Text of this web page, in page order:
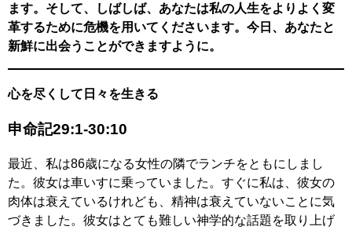
ます。そして、しばしば、あなたは私の人生をよりよく変
革するために危機を用いてくださいます。今日、あなたと
新鮮に出会うことができますように。
心を尽くして日々を生きる
申命記29:1-30:10
最近、私は86歳になる女性の隣でランチをともにしまし
た。彼女は車いすに乗っていました。すぐに私は、彼女の
肉体は衰えているけれども、精神は衰えていないことに気
づきました。彼女はとても難しい神学的な話題を取り上げ